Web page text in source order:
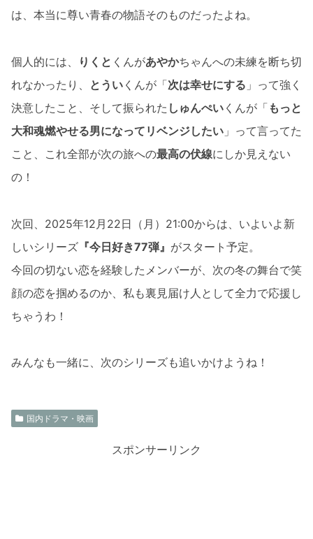
は、本当に尊い青春の物語そのものだったよね。
個人的には、 りくと くんがあやかちゃんへの未練を断ち切
れなかったり、 とうい くんが「次は幸せにする 」って強く
決意したこと、そして振られた しゅんぺい くんが「 もっと
大和魂燃やせる男になってリベンジしたい 」って言ってた
こと、これ全部が次の旅への最高の伏線にしか見えない
の！
次回、2025年12月22日（月）21:00からは、いよいよ新
しいシリーズ 『今日好き77弾』 がスタート予定。
今回の切ない恋を経験したメンバーが、次の冬の舞台で笑
顔の恋を掴めるのか、私も裏見届け人として全力で応援し
ちゃうわ！
みんなも一緒に、次のシリーズも追いかけようね！
国内ドラマ・映画
スポンサーリンク